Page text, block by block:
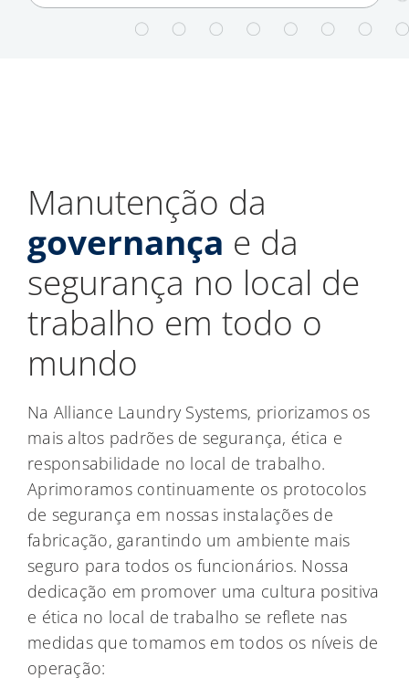
Manutenção da
governança e da
segurança no local de
trabalho em todo o
mundo
Na Alliance Laundry Systems, priorizamos os
mais altos padrões de segurança, ética e
responsabilidade no local de trabalho.
Aprimoramos continuamente os protocolos
de segurança em nossas instalações de
fabricação, garantindo um ambiente mais
seguro para todos os funcionários. Nossa
dedicação em promover uma cultura positiva
e ética no local de trabalho se reflete nas
medidas que tomamos em todos os níveis de
operação: